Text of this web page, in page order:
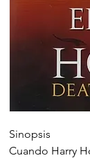
Sinopsis
Cuando Harry